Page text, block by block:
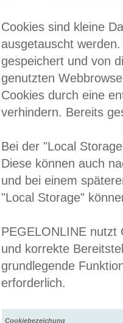
Cookies sind kleine
ausgetauscht
gespeichert und von
genutzten
Cookies durch eine
verhindern. Bereits
Bei der "Local
Diese können auch
und bei einem
"Local Storage"
PEGELONLINE nutzt
und korrekte
grundlegende
erforderlich.
Cookiebezeichung